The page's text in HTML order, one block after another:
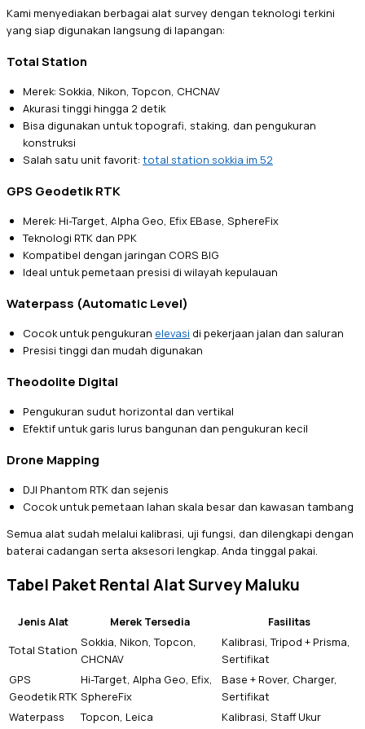
Kami menyediakan berbagai alat survey dengan teknologi terkini
yang siap digunakan langsung di lapangan:
Total Station
Merek: Sokkia, Nikon, Topcon, CHCNAV
Akurasi tinggi hingga 2 detik
Bisa digunakan untuk topografi, staking, dan pengukuran
konstruksi
Salah satu unit favorit: total station sokkia im 52
GPS Geodetik RTK
Merek: Hi-Target, Alpha Geo, Efix EBase, SphereFix
Teknologi RTK dan PPK
Kompatibel dengan jaringan CORS BIG
Ideal untuk pemetaan presisi di wilayah kepulauan
Waterpass (Automatic Level)
Cocok untuk pengukuran elevasi di pekerjaan jalan dan saluran
Presisi tinggi dan mudah digunakan
Theodolite Digital
Pengukuran sudut horizontal dan vertikal
Efektif untuk garis lurus bangunan dan pengukuran kecil
Drone Mapping
DJI Phantom RTK dan sejenis
Cocok untuk pemetaan lahan skala besar dan kawasan tambang
Semua alat sudah melalui kalibrasi, uji fungsi, dan dilengkapi dengan
baterai cadangan serta aksesori lengkap. Anda tinggal pakai.
Tabel Paket Rental Alat Survey Maluku
Jenis Alat Merek Tersedia
Fasilitas
Total Station
Sokkia, Nikon, Topcon,
CHCNAV
Kalibrasi, Tripod + Prisma,
Sertifikat
GPS
Geodetik RTK
Hi-Target, Alpha Geo, Efix,
SphereFix
Base + Rover, Charger,
Sertifikat
Waterpass
Topcon, Leica
Kalibrasi, Staff Ukur